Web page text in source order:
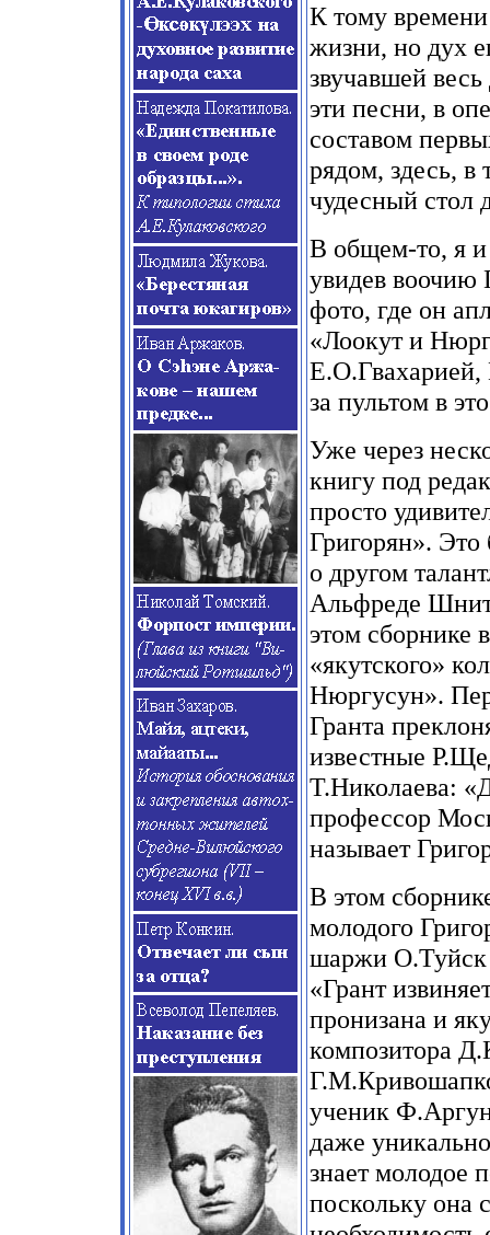
К тому
жизни, но дух
звучавшей
эти песни, в
составом
рядом, здесь, в
чудесный стол
В общем-то, я и
увидев воочию
фото, где он
«Лоокут и
за пультом в
Уже через
книгу под
просто
Григорян».
о другом
Альфреде
этом сборнике
«якутского»
Нюргусун».
Гранта
известные
Т.Николаева:
профессор
называет
В этом
молодого
шаржи О.Туйск
«Грант
пронизана и
композитора
ученик
даже
знает молодое
поскольку она